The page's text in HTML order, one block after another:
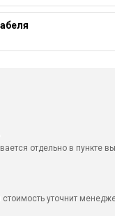
отдельно в пункте
стоимость уточнит